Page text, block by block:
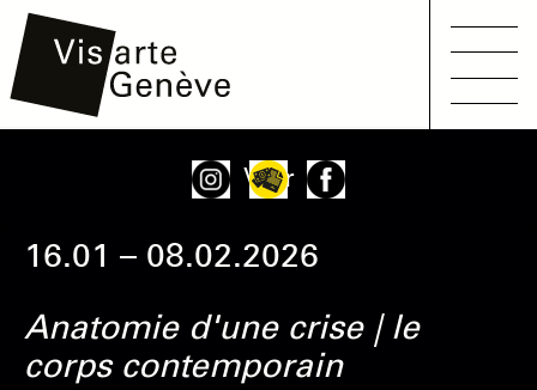
principal
Voir
16.01 – 08.02.2026
Anatomie d'une crise | le
corps contemporain